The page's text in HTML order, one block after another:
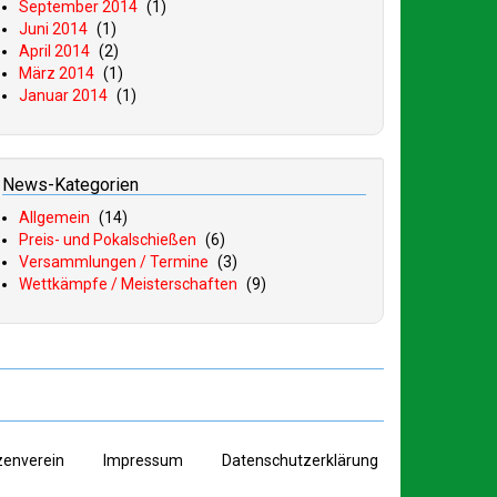
September 2014 (1)
Juni 2014 (1)
April 2014 (2)
März 2014 (1)
Januar 2014 (1)
News-Kategorien
Allgemein (14)
Preis- und Pokalschießen (6)
Versammlungen / Termine (3)
Wettkämpfe / Meisterschaften (9)
mpressum Datenschutzerklärung